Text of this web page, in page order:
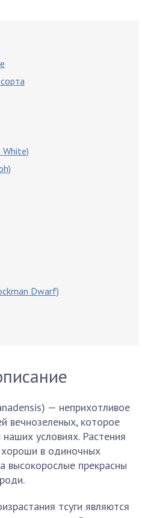
White)
Dwarf)
— неприхотливое
вечнозеленых, которое
условиях. Растения
хороши в одиночных
высокорослые прекрасны
тсуги являются